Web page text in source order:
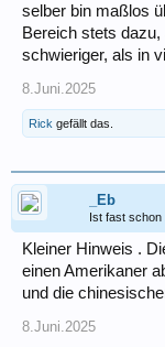
selber bin maßlos
Bereich stets
schwieriger, als in
8.Juni.2025
Rick gefällt das.
_Eb
Ist fast schon
Kleiner Hinweis .
einen Amerikaner
und die
8.Juni.2025